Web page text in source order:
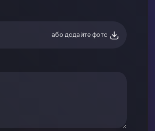
або додайте фото